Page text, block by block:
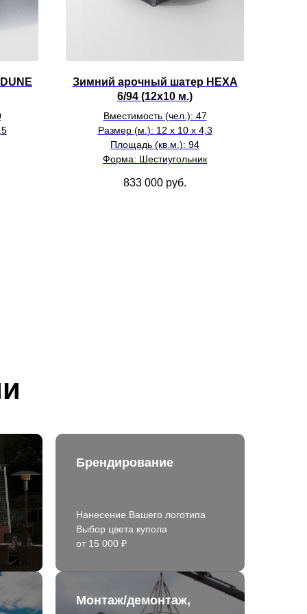
Зимний арочный шатер HEXA
6/94 (12х10 м.)
Вместимость (чел.): 47
Размер (м.): 12 х 10 х 4,3
Площадь (кв.м.): 94
Форма: Шестиугольник
833 000 руб.
Брендирование
Нанесение Вашего логотипа
Выбор цвета купола
от 15 000 ₽
Монтаж/демонтаж,